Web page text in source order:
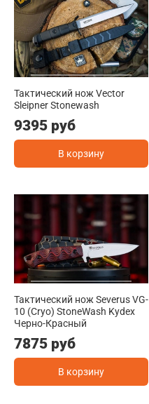
Тактический нож Vector
Sleipner Stonewash
9395 руб
В корзину
Тактический нож Severus VG-
10 (Cryo) StoneWash Kydex
Черно-Красный
7875 руб
В корзину